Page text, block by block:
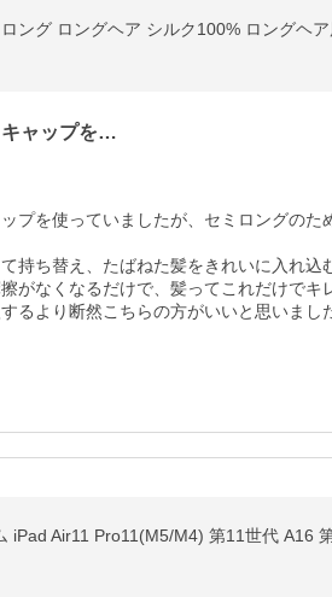
ング ロングヘア シルク100% ロングヘ
キャップを…
プを使っていましたが、セミロングの
持ち替え、たばねた髪をきれいに入れ込
がなくなるだけで、髪ってこれだけでキ